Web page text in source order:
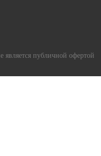
является публичной офертой